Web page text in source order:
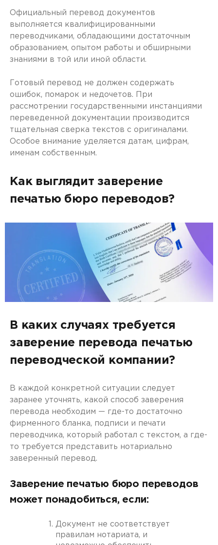
Официальный перевод документов
выполняется квалифицированными
переводчиками, обладающими достаточным
образованием, опытом работы и обширными
знаниями в той или иной области.
Готовый перевод не должен содержать
ошибок, помарок и недочетов. При
рассмотрении государственными инстанциями
переведенной документации производится
тщательная сверка текстов с оригиналами.
Особое внимание уделяется датам, цифрам,
именам собственным.
Как выглядит заверение
печатью бюро переводов?
В каких случаях требуется
заверение перевода печатью
переводческой компании?
В каждой конкретной ситуации следует
заранее уточнять, какой способ заверения
перевода необходим — где-то достаточно
фирменного бланка, подписи и печати
переводчика, который работал с текстом, а где-
то требуется представить нотариально
заверенный перевод.
Заверение печатью бюро переводов
может понадобиться, если:
Документ не соответствует
правилам нотариата, и